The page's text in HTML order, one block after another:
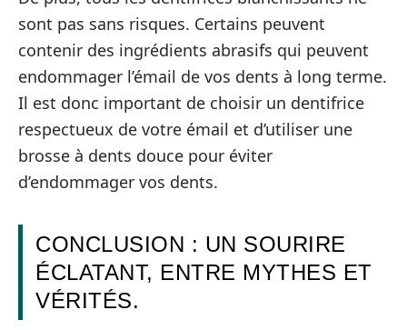
sont pas sans risques. Certains peuvent
contenir des ingrédients abrasifs qui peuvent
endommager l’émail de vos dents à long terme.
Il est donc important de choisir un dentifrice
respectueux de votre émail et d’utiliser une
brosse à dents douce pour éviter
d’endommager vos dents.
CONCLUSION : UN SOURIRE
ÉCLATANT, ENTRE MYTHES ET
VÉRITÉS.